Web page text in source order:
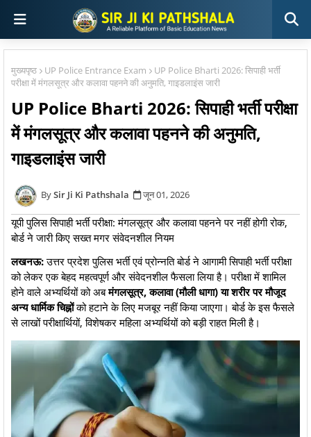
मुख्यपृष्ठ UP Police Entrance Exam
UP Police Bharti 2026: सिपाही भर्ती
परीक्षा में मंगलसूत्र और कलावा पहनने की अनुमति, गाइडलाइंस जारी
UP Police Bharti 2026: सिपाही भर्ती परीक्षा
में मंगलसूत्र और कलावा पहनने की अनुमति,
गाइडलाइंस जारी
Sir Ji Ki Pathshala जून 01, 2026
यूपी पुलिस सिपाही भर्ती परीक्षा: मंगलसूत्र और कलावा पहनने पर नहीं होगी रोक,
बोर्ड ने जारी किए सख्त मगर संवेदनशील नियम
लखनऊ:उत्तर प्रदेश पुलिस भर्ती एवं प्रोन्नति बोर्ड ने आगामी सिपाही भर्ती परीक्षा
को लेकर एक बेहद महत्वपूर्ण और संवेदनशील फैसला लिया है। परीक्षा में शामिल
होने वाले अभ्यर्थियों को अबमंगलसूत्र, कलावा (मौली धागा) या शरीर पर मौजूद
अन्य धार्मिक चिह्नोंको हटाने के लिए मजबूर नहीं किया जाएगा। बोर्ड के इस फैसले
से लाखों परीक्षार्थियों, विशेषकर महिला अभ्यर्थियों को बड़ी राहत मिली है।